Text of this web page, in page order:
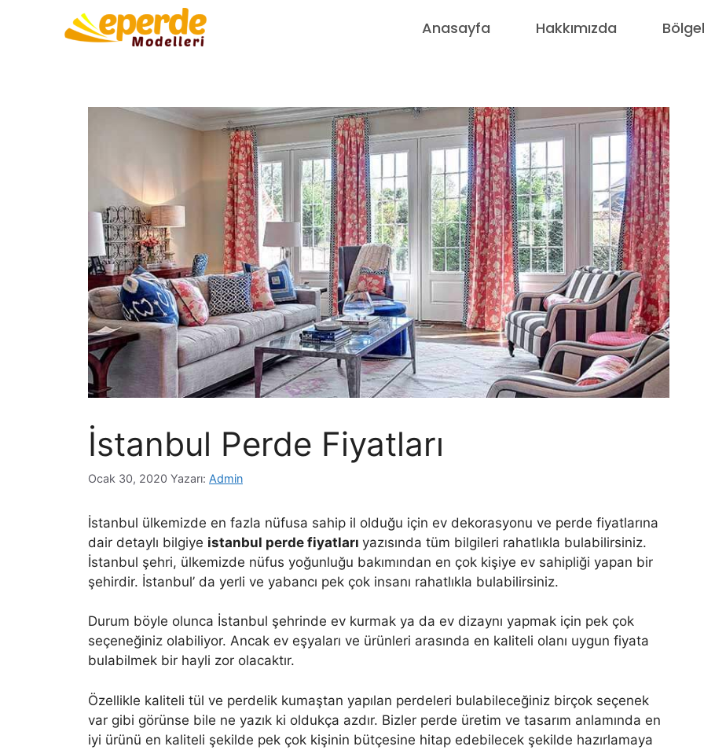
Anasayfa Hakkımızda
İstanbul Perde Fiyatları
Ocak 30, 2020 Yazarı: Admin
İstanbul ülkemizde en fazla nüfusa sahip il olduğu için ev dekorasyonu ve perde fiyatlarına
dair detaylı bilgiye istanbul perde fiyatları yazısında tüm bilgileri rahatlıkla bulabilirsiniz.
İstanbul şehri, ülkemizde nüfus yoğunluğu bakımından en çok kişiye ev sahipliği yapan bir
şehirdir. İstanbul’ da yerli ve yabancı pek çok insanı rahatlıkla bulabilirsiniz.
Durum böyle olunca İstanbul şehrinde ev kurmak ya da ev dizaynı yapmak için pek çok
seçeneğiniz olabiliyor. Ancak ev eşyaları ve ürünleri arasında en kaliteli olanı uygun fiyata
bulabilmek bir hayli zor olacaktır.
Özellikle kaliteli tül ve perdelik kumaştan yapılan perdeleri bulabileceğiniz birçok seçenek
var gibi görünse bile ne yazık ki oldukça azdır. Bizler perde üretim ve tasarım anlamında en
iyi ürünü en kaliteli şekilde pek çok kişinin bütçesine hitap edebilecek şekilde hazırlamaya